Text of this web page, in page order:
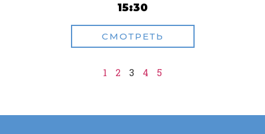
15:30
СМОТРЕТЬ
1 2 3 4 5